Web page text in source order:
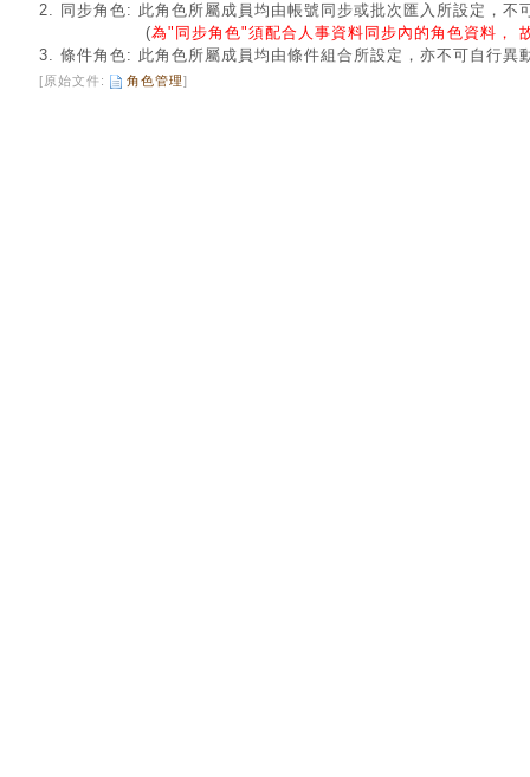
2. 同步角色: 此角色所屬成員均由帳號同步或批次匯入所設定，不
(為"同步角色"須配合人事資料同步內的角色資料，
3. 條件角色: 此角色所屬成員均由條件組合所設定，亦不可自行異
[原始文件: 角色管理]